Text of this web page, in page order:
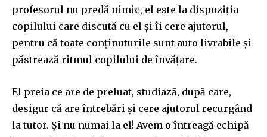
profesorul nu predă nimic, el este la dispoziția
copilului care discută cu el și îi cere ajutorul,
pentru că toate conținuturile sunt auto livrabile și
păstrează ritmul copilului de învățare.
El preia ce are de preluat, studiază, după care,
desigur că are întrebări și cere ajutorul recurgând
la tutor. Și nu numai la el! Avem o întreagă echipă